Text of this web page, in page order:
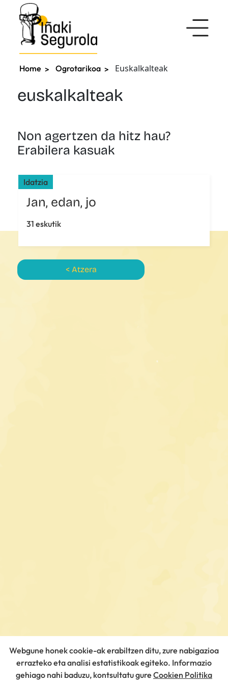
Home Ogrotarikoa Euskalkalteak
euskalkalteak
Non agertzen da hitz hau?
Erabilera kasuak
Idatzia
Jan, edan, jo
31 eskutik
< Atzera
Webgune honek cookie-ak erabiltzen ditu, zure nabigazioa
errazteko eta analisi estatistikoak egiteko. Informazio
gehiago nahi baduzu, kontsultatu gure Cookien Politika